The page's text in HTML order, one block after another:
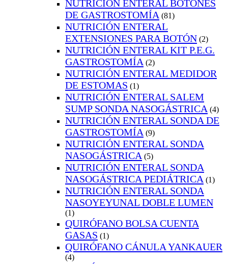
NUTRICIÓN ENTERAL BOTONES
DE GASTROSTOMÍA (81)
NUTRICIÓN ENTERAL
EXTENSIONES PARA BOTÓN (2)
NUTRICIÓN ENTERAL KIT P.E.G.
GASTROSTOMÍA (2)
NUTRICIÓN ENTERAL MEDIDOR
DE ESTOMAS (1)
NUTRICIÓN ENTERAL SALEM
SUMP SONDA NASOGÁSTRICA (4)
NUTRICIÓN ENTERAL SONDA DE
GASTROSTOMÍA (9)
NUTRICIÓN ENTERAL SONDA
NASOGÁSTRICA (5)
NUTRICIÓN ENTERAL SONDA
NASOGÁSTRICA PEDIÁTRICA (1)
NUTRICIÓN ENTERAL SONDA
NASOYEYUNAL DOBLE LUMEN
(1)
QUIRÓFANO BOLSA CUENTA
GASAS (1)
QUIRÓFANO CÁNULA YANKAUER
(4)